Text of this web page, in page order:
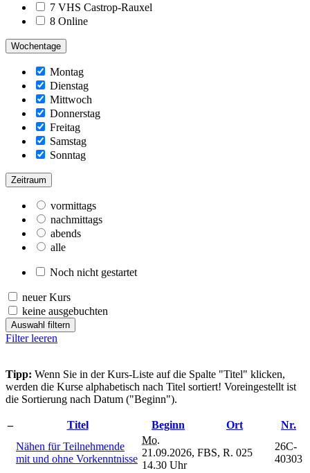
7 VHS Castrop-Rauxel
8 Online
Wochentage
Montag
Dienstag
Mittwoch
Donnerstag
Freitag
Samstag
Sonntag
Zeitraum
vormittags
nachmittags
abends
alle
Noch nicht gestartet
neuer Kurs
keine ausgebuchten
Auswahl filtern
Filter leeren
Tipp: Wenn Sie in der Kurs-Liste auf die Spalte "Titel" klicken,
werden die Kurse alphabetisch nach Titel sortiert! Voreingestellt ist
die Sortierung nach Datum ("Beginn").
– Titel Beginn Ort
Nr.
Nähen für Teilnehmende
mit und ohne Vorkenntnisse
Mo.
21.09.2026,
14.30 Uhr
FBS, R. 025
26C-
40303